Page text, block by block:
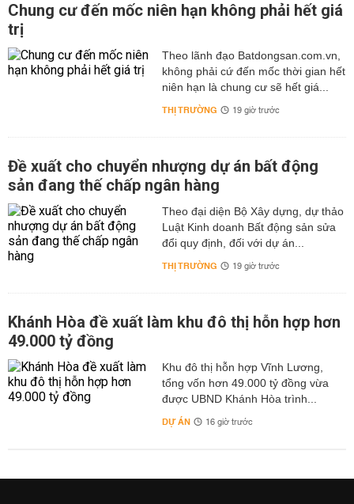
Chung cư đến mốc niên hạn không phải hết giá
trị
Theo lãnh đạo Batdongsan.com.vn,
không phải cứ đến mốc thời gian hết
niên hạn là chung cư sẽ hết giá...
THỊ TRƯỜNG 19 giờ trước
Đề xuất cho chuyển nhượng dự án bất động
sản đang thế chấp ngân hàng
Theo đại diện Bộ Xây dựng, dự thảo
Luật Kinh doanh Bất động sản sửa
đổi quy định, đối với dự án...
THỊ TRƯỜNG 19 giờ trước
Khánh Hòa đề xuất làm khu đô thị hỗn hợp hơn
49.000 tỷ đồng
Khu đô thị hỗn hợp Vĩnh Lương,
tổng vốn hơn 49.000 tỷ đồng vừa
được UBND Khánh Hòa trình...
DỰ ÁN 16 giờ trước